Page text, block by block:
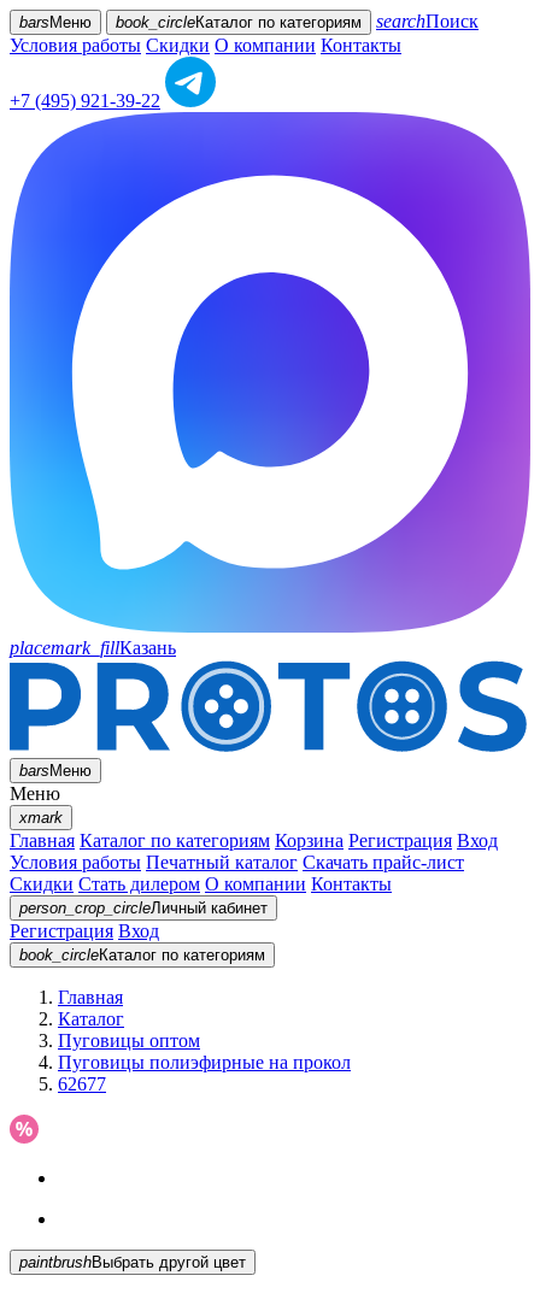
bars Меню book_circleКаталог по категориям searchПоиск
Условия работы Скидки О компании Контакты
+7 (495) 921-39-22
placemark_fillКазань
barsМеню
Меню
xmark
Главная Каталог по категориям Корзина Регистрация Вход
Условия работы Печатный каталог Скачать прайс-лист
Скидки Стать дилером О компании Контакты
person_crop_circleЛичный кабинет
Регистрация Вход
book_circleКаталог по категориям
Главная
Каталог
Пуговицы оптом
Пуговицы полиэфирные на прокол
62677
paintbrush Выбрать другой цвет